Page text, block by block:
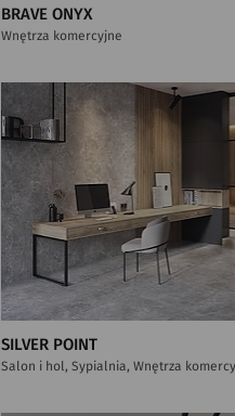
BRAVE ONYX
Wnętrza komercyjne
SILVER POINT
Salon i hol, Sypialnia, Wnętrza